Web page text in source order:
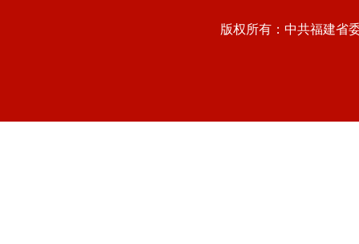
版权所有：中共福建省